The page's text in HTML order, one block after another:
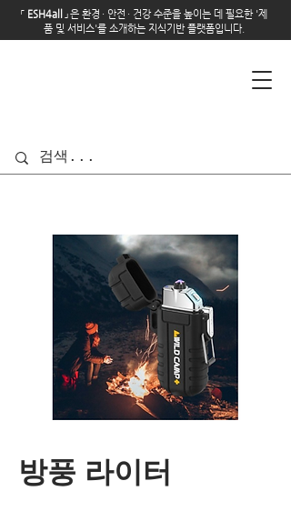
「 ESH4all 」은 환경 · 안전 · 건강 수준을 높이는 데 필요한 '제
품 및 서비스'를 소개하는 지식기반 플랫폼입니다.
방풍 라이터